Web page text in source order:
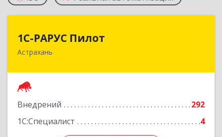
1С-РАРУС Пилот
Астрахань
Внедрений
292
1С:Специалист
4